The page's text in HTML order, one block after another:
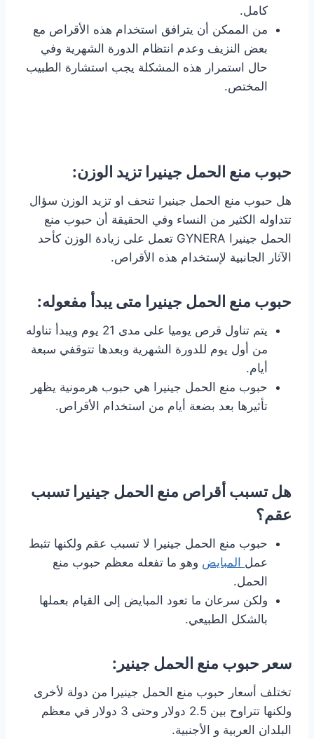
كامل.
من الممكن أن يترافق استخدام هذه الأقراص مع
بعض النزيف وعدم انتظام الدورة الشهرية وفي
حال استمرار هذه المشكلة يجب استشارة الطبيب
المختص.
حبوب منع الحمل جينيرا تزيد الوزن:
هل حبوب منع الحمل جينيرا تنحف او تزيد الوزن سؤال
تتداوله الكثير من النساء وفي الحقيقة أن حبوب منع
الحمل جينيرا GYNERA تعمل على زيادة الوزن كأحد
الآثار الجانبية لإستخدام هذه الأقراص.
حبوب منع الحمل جينيرا متى يبدأ مفعوله:
يتم تناول قرص يوميا على مدى 21 يوم ويبدأ تناوله
من أول يوم للدورة الشهرية وبعدها تتوقفي سبعة
أيام.
حبوب منع الحمل جينيرا هي حبوب هرمونية يظهر
تأثيرها بعد بضعة أيام من استخدام الأقراص.
هل تسبب أقراص منع الحمل جينيرا تسبب
عقم؟
حبوب منع الحمل جينيرا لا تسبب عقم ولكنها تثبط
عمل المبايض وهو ما تفعله معظم حبوب منع
الحمل.
ولكن سرعان ما تعود المبايض إلى القيام بعملها
بالشكل الطبيعي.
سعر حبوب منع الحمل جينير:
تختلف أسعار حبوب منع الحمل جينيرا من دولة لأخرى
ولكنها تتراوح بين 2.5 دولار وحتى 3 دولار في معظم
البلدان العربية و الأجنبية.